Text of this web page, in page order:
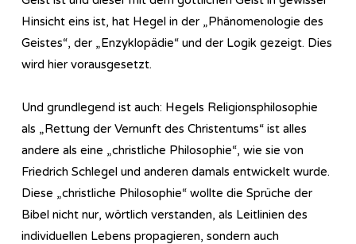
Hinsicht eins ist, hat Hegel in der „Phänomenologie des
Geistes“, der „Enzyklopädie“ und der Logik gezeigt. Dies
wird hier vorausgesetzt.
Und grundlegend ist auch: Hegels Re­li­gi­ons­phi­lo­so­phie
als „Rettung der Vernunft des Christentums“ ist alles
andere als eine „christliche Philosophie“, wie sie von
Friedrich Schlegel und anderen damals entwickelt wurde.
Diese „christliche Philosophie“ wollte die Sprüche der
Bibel nicht nur, wörtlich verstanden, als Leitlinien des
individuellen Lebens propagieren, sondern auch